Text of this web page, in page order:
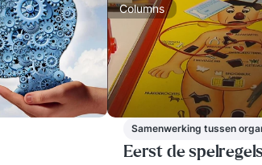
Columns
Samenwerking tussen
Eerst de